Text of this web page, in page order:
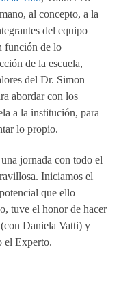
al concepto, a la
del equipo
función de lo
de la escuela,
del Dr. Simon
abordar con los
a la institución, para
lo propio.
jornada con todo el
Iniciamos el
que ello
tuve el honor de hacer
(con Daniela Vatti) y
el Experto.